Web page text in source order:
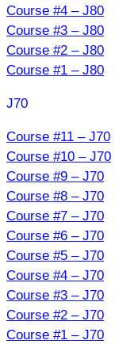
Course #4 – J80
Course #3 – J80
Course #2 – J80
Course #1 – J80
J70
Course #11 – J70
Course #10 – J70
Course #9 – J70
Course #8 – J70
Course #7 – J70
Course #6 – J70
Course #5 – J70
Course #4 – J70
Course #3 – J70
Course #2 – J70
Course #1 – J70